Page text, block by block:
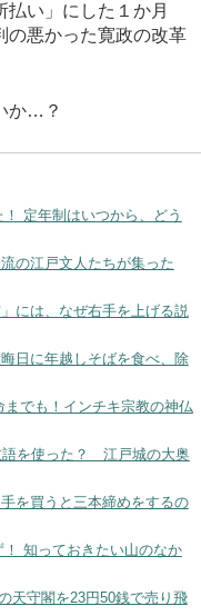
い」にした１か月
の悪かった寛政の改革
か…？
定年制はいつから、どう
の江戸文人たちが集った
には、なぜ右手を上げる説
日に年越しそばを食べ、除
までも！インチキ宗教の神仏
語を使った？ 江戸城の大奥
を買うと三本締めをするの
知っておきたい山のなか
天守閣を23円50銭で売り飛